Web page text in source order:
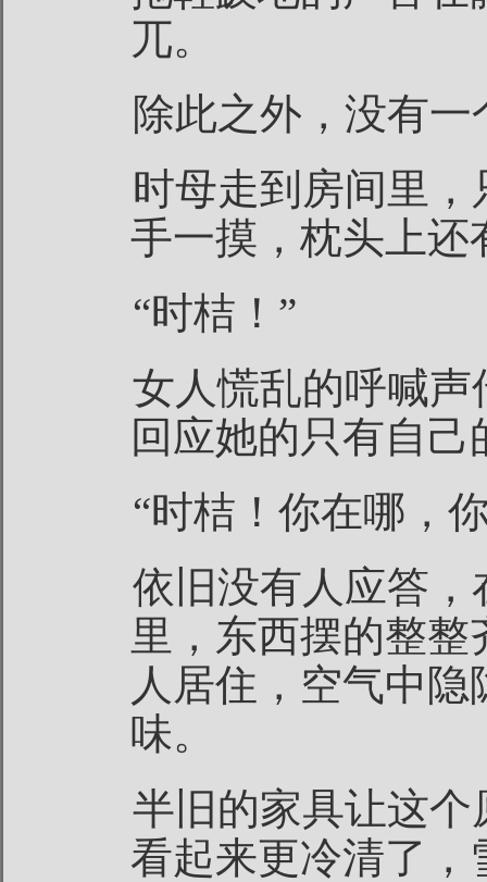
兀。
除此之外，没有一
时母走到房间里
手一摸，枕头上还
“时桔！”
女人慌乱的呼喊
回应她的只有自己
“时桔！你在哪，
依旧没有人应答
里，东西摆的整
人居住，空气中
味。
半旧的家具让这
看起来更冷清了，